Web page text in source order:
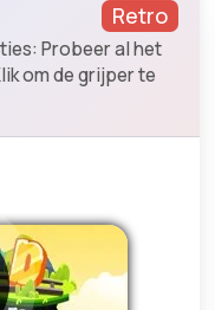
Retro
Probeer al het
om de grijper te